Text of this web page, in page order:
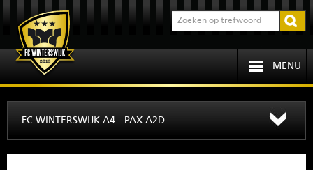
MENU
FC WINTERSWIJK A4 - PAX A2D